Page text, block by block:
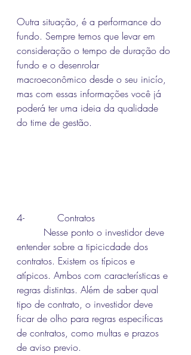
Outra situação, é a performance do
fundo. Sempre temos que levar em
consideração o tempo de duração do
fundo e o desenrolar
macroeconômico desde o seu inicío,
mas com essas informações você já
poderá ter uma ideia da qualidade
do time de gestão.
4-           Contratos
entender sobre a tipicicdade dos
contratos. Existem os típicos e
atípicos. Ambos com características e
regras distintas. Além de saber qual
tipo de contrato, o investidor deve
ficar de olho para regras especificas
de contratos, como multas e prazos
de aviso previo.